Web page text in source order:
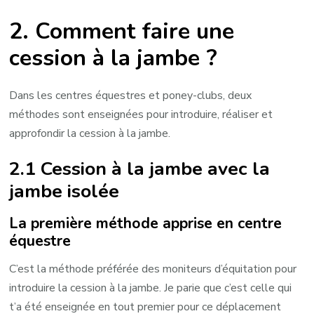
2. Comment faire une
cession à la jambe ?
Dans les centres équestres et poney-clubs, deux
méthodes sont enseignées pour introduire, réaliser et
approfondir la cession à la jambe.
2.1 Cession à la jambe avec la
jambe isolée
La première méthode apprise en centre
équestre
C’est la méthode préférée des moniteurs d’équitation pour
introduire la cession à la jambe. Je parie que c’est celle qui
t’a été enseignée en tout premier pour ce déplacement